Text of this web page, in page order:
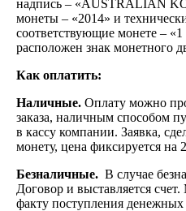
надпись – «AUSTRALIAN
монеты – «2014» и
соответствующие монете –
расположен знак монетного
Как оплатить:
Наличные. Оплату можно
заказа, наличным способом
в кассу компании. Заявка,
монету, цена фиксируется на
Безналичные. В случае
Договор и выставляется
факту поступления денежных